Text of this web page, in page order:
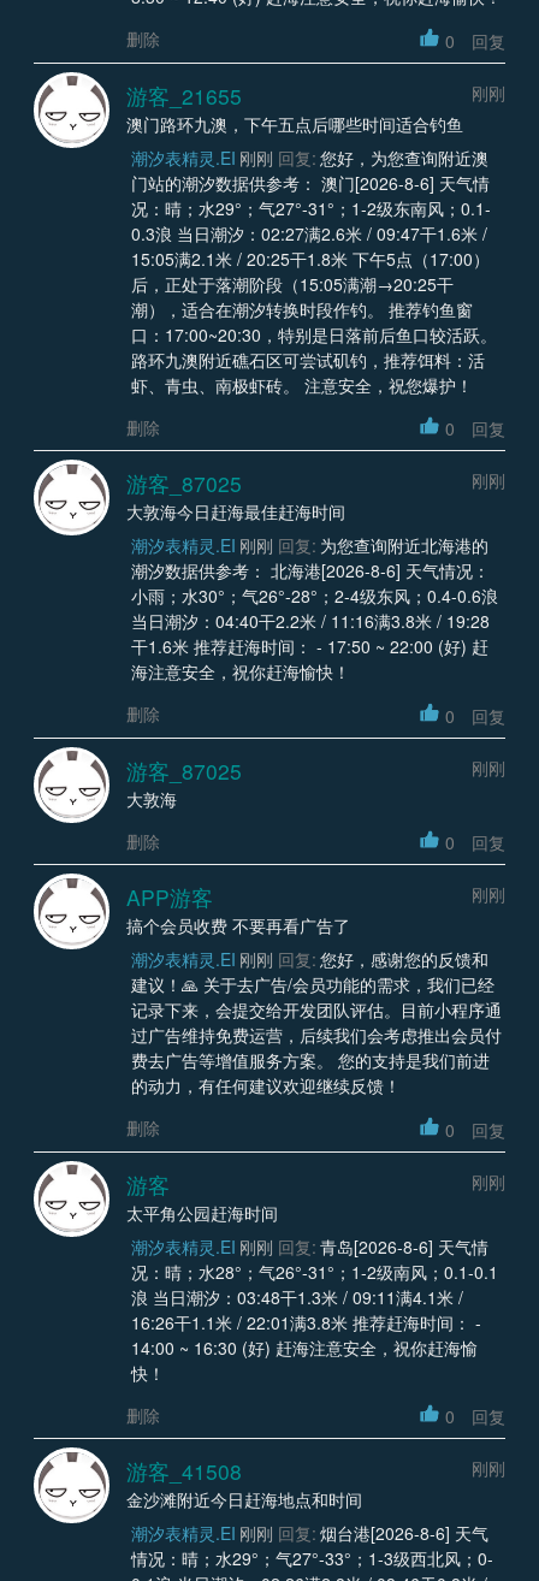
删除
0 回复
游客_21655
刚刚
澳门路环九澳，下午五点后哪些时间适合钓鱼
潮汐表精灵.EI 刚刚 回复: 您好，为您查询附近澳
门站的潮汐数据供参考： 澳门[2026-8-6] 天气情
况：晴；水29°；气27°-31°；1-2级东南风；0.1-
0.3浪 当日潮汐：02:27满2.6米 / 09:47干1.6米 /
15:05满2.1米 / 20:25干1.8米 下午5点（17:00）
后，正处于落潮阶段（15:05满潮→20:25干
潮），适合在潮汐转换时段作钓。 推荐钓鱼窗
口：17:00~20:30，特别是日落前后鱼口较活跃。
路环九澳附近礁石区可尝试矶钓，推荐饵料：活
虾、青虫、南极虾砖。 注意安全，祝您爆护！
删除
0 回复
游客_87025
刚刚
大敦海今日赶海最佳赶海时间
潮汐表精灵.EI 刚刚 回复: 为您查询附近北海港的
潮汐数据供参考： 北海港[2026-8-6] 天气情况：
小雨；水30°；气26°-28°；2-4级东风；0.4-0.6浪
当日潮汐：04:40干2.2米 / 11:16满3.8米 / 19:28
干1.6米 推荐赶海时间： - 17:50 ~ 22:00 (好) 赶
海注意安全，祝你赶海愉快！
删除
0 回复
游客_87025
刚刚
大敦海
删除
0 回复
APP游客
刚刚
搞个会员收费 不要再看广告了
潮汐表精灵.EI 刚刚 回复: 您好，感谢您的反馈和
建议！🙏 关于去广告/会员功能的需求，我们已经
记录下来，会提交给开发团队评估。目前小程序通
过广告维持免费运营，后续我们会考虑推出会员付
费去广告等增值服务方案。 您的支持是我们前进
的动力，有任何建议欢迎继续反馈！
删除
0 回复
游客
刚刚
太平角公园赶海时间
潮汐表精灵.EI 刚刚 回复: 青岛[2026-8-6] 天气情
况：晴；水28°；气26°-31°；1-2级南风；0.1-0.1
浪 当日潮汐：03:48干1.3米 / 09:11满4.1米 /
16:26干1.1米 / 22:01满3.8米 推荐赶海时间： -
14:00 ~ 16:30 (好) 赶海注意安全，祝你赶海愉
快！
删除
0 回复
游客_41508
刚刚
金沙滩附近今日赶海地点和时间
潮汐表精灵.EI 刚刚 回复: 烟台港[2026-8-6] 天气
情况：晴；水29°；气27°-33°；1-3级西北风；0-